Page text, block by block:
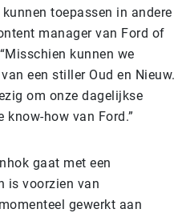
toepassen in andere
manager van Ford of
kunnen we
een stiller Oud en Nieuw.
om onze dagelijkse
know-how van Ford.”
gaat met een
is voorzien van
gewerkt aan